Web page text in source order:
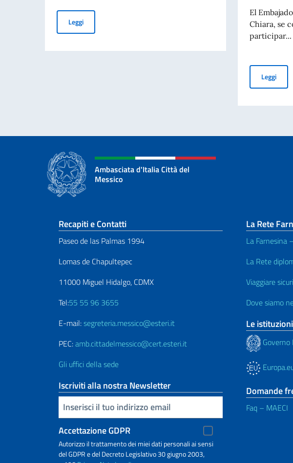
LeggiAVVISO PUBBLICO - FESTA DELLA REPUBBLICA ITALIANA 2 GIUGNO
El
Chiara, se
participar...
Leggi
Ambasciata d'Italia Città del
Messico
Sezione footer
Recapiti e Contatti
Paseo de las Palmas 1994
Lomas de Chapultepec
11000 Miguel Hidalgo, CDMX
Tel:55 55 96 3655
E-mail:segreteria.messico@esteri.it
PEC:amb.cittadelmessico@cert.esteri.it
Gli uffici della sede
Iscriviti alla nostra Newsletter
Inserisci la tua email
Accettazione GDPR
Autorizzo il trattamento dei miei dati personali ai sensi
del GDPR e del Decreto Legislativo 30 giugno 2003,
La Rete
La Farnesina
La Rete
Viaggiare sicuri
Dove siamo
Le istituzioni
Domande
Faq – MAECI